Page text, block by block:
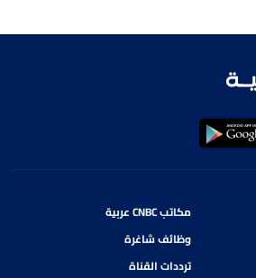
مكاتب CNBC عربية
وظائف شاغرة
ترددات القناة